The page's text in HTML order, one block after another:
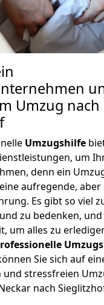
Umzug nach
Umzugshilfe
um
denn ein
aufregende, aber
Es gibt so viel
und zu bedenken,
um alles zu
Sie sich auf
stressfreien
nach